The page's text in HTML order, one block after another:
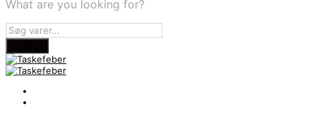
What are you looking for?